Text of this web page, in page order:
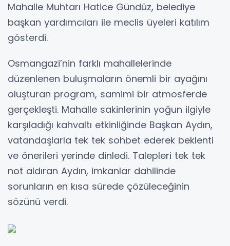
Mahalle Muhtarı Hatice Gündüz, belediye
başkan yardımcıları ile meclis üyeleri katılım
gösterdi.
Osmangazi’nin farklı mahallelerinde
düzenlenen buluşmaların önemli bir ayağını
oluşturan program, samimi bir atmosferde
gerçekleşti. Mahalle sakinlerinin yoğun ilgiyle
karşıladığı kahvaltı etkinliğinde Başkan Aydın,
vatandaşlarla tek tek sohbet ederek beklenti
ve önerileri yerinde dinledi. Talepleri tek tek
not aldıran Aydın, imkanlar dahilinde
sorunların en kısa sürede çözüleceğinin
sözünü verdi.